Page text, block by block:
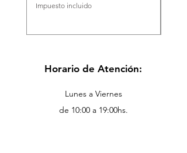
Impuesto incluido
Horario de Atención:
Lunes a Viernes
de 10:00 a 19:00hs.